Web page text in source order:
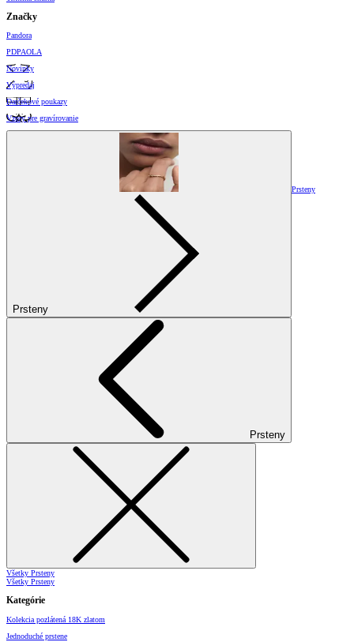
Značky
Pandora
PDPAOLA
Novinky
Výpredaj
Darčekové poukazy
Vzory pre gravírovanie
Prsteny
Prsteny
Prsteny
Všetky Prsteny
Všetky Prsteny
Kategórie
Kolekcia pozlátená 18K zlatom
Jednoduché prstene